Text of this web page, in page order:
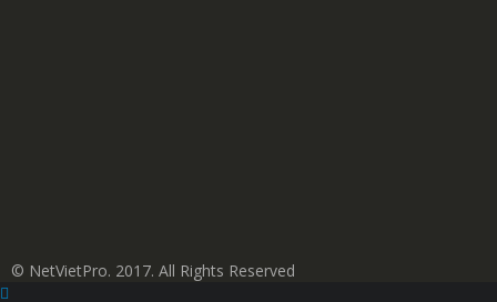
© NetVietPro. 2017. All Rights Reserved